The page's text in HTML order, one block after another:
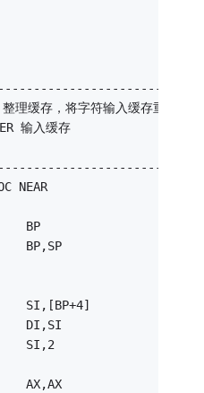
整理缓存，将字符输入缓存重新整理
输入缓存
NEAR
BP
BP,SP
SI,[BP+4]
DI,SI
SI,2
AX,AX